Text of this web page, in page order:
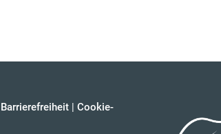
Barrierefreiheit | Cookie-